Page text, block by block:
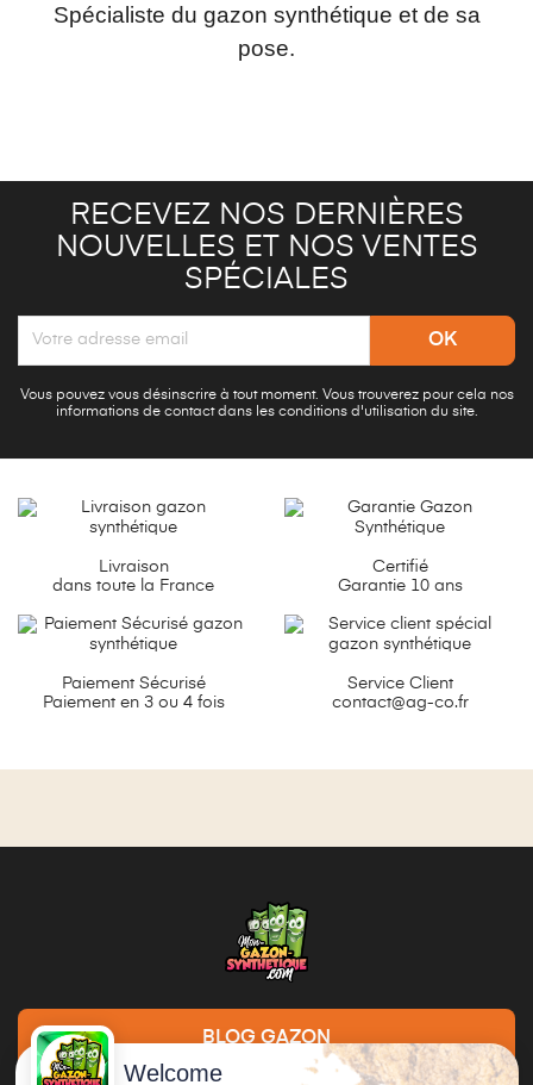
Spécialiste du gazon synthétique et de sa
pose.
RECEVEZ NOS DERNIÈRES
NOUVELLES ET NOS VENTES
SPÉCIALES
Vous pouvez vous désinscrire à tout moment. Vous trouverez pour cela nos
informations de contact dans les conditions d'utilisation du site.
Livraison
dans toute la France
Certifié
Garantie 10 ans
Paiement Sécurisé
Paiement en 3 ou 4 fois
Service Client
contact@ag-co.fr
BLOG GAZON
Welcome